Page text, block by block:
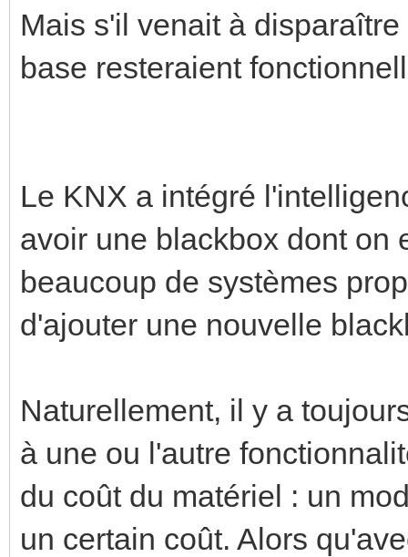
Mais s'il venait à
base resteraient
Le KNX a intégré
avoir une blackbox dont on
beaucoup de systèmes
d'ajouter une nouvelle
Naturellement, il y a
à une ou l'autre
du coût du matériel : un
un certain coût. Alors